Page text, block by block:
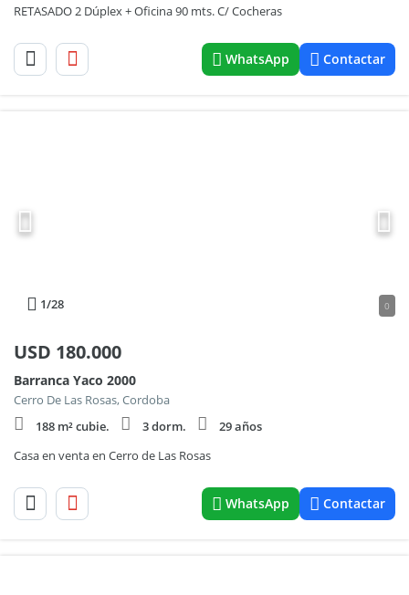
RETASADO 2 Dúplex + Oficina 90 mts. C/ Cocheras
WhatsApp Contactar
1/28 0
USD 180.000
Barranca Yaco 2000
Cerro De Las Rosas, Cordoba
188 m² cubie.
3 dorm.
29 años
Casa en venta en Cerro de Las Rosas
WhatsApp Contactar